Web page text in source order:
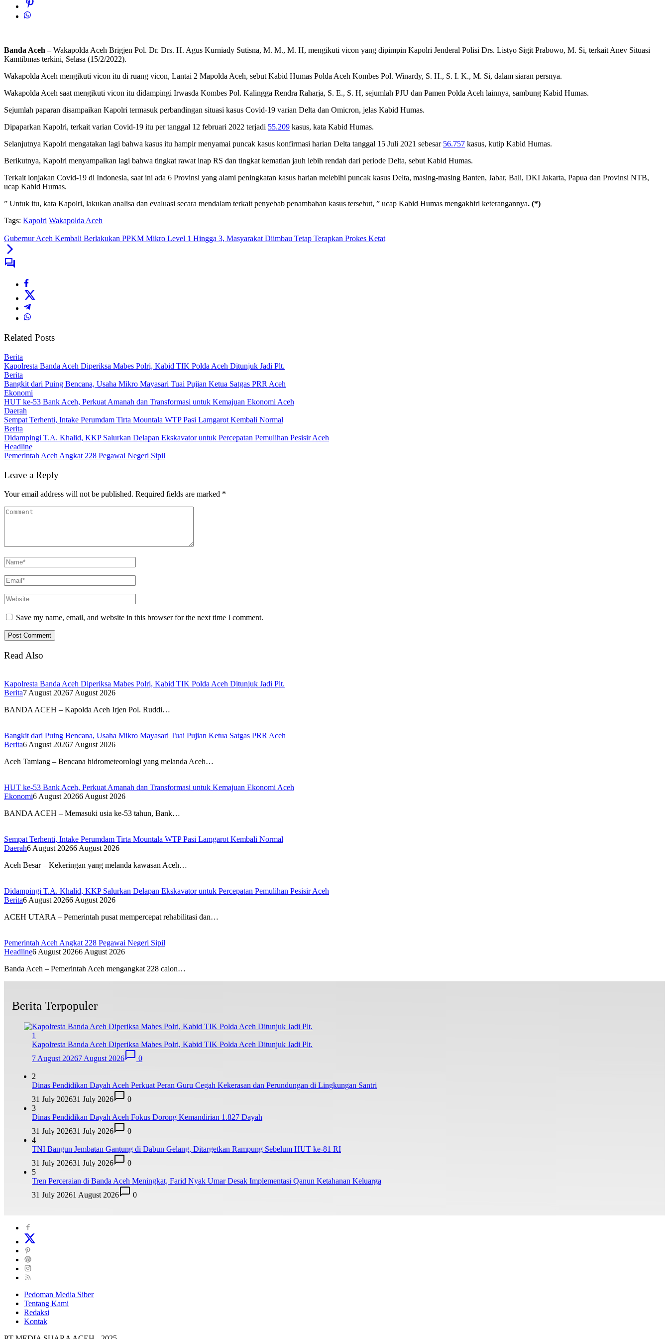
Banda Aceh –Wakapolda Aceh Brigjen Pol. Dr. Drs. H. Agus Kurniady Sutisna, M. M., M. H, mengikuti vicon yang dipimpin Kapolri Jenderal Polisi Drs. Listyo Sigit Prabowo, M. Si, terkait Anev Situasi
Kamtibmas terkini, Selasa (15/2/2022).
Wakapolda Aceh mengikuti vicon itu di ruang vicon, Lantai 2 Mapolda Aceh, sebut Kabid Humas Polda Aceh Kombes Pol. Winardy, S. H., S. I. K., M. Si, dalam siaran persnya.
Wakapolda Aceh saat mengikuti vicon itu didampingi Irwasda Kombes Pol. Kalingga Rendra Raharja, S. E., S. H, sejumlah PJU dan Pamen Polda Aceh lainnya, sambung Kabid Humas.
Sejumlah paparan disampaikan Kapolri termasuk perbandingan situasi kasus Covid-19 varian Delta dan Omicron, jelas Kabid Humas.
Dipaparkan Kapolri, terkait varian Covid-19 itu per tanggal 12 februari 2022 terjadi 55.209 kasus, kata Kabid Humas.
Selanjutnya Kapolri mengatakan lagi bahwa kasus itu hampir menyamai puncak kasus konfirmasi harian Delta tanggal 15 Juli 2021 sebesar 56.757 kasus, kutip Kabid Humas.
Berikutnya, Kapolri menyampaikan lagi bahwa tingkat rawat inap RS dan tingkat kematian jauh lebih rendah dari periode Delta, sebut Kabid Humas.
Terkait lonjakan Covid-19 di Indonesia, saat ini ada 6 Provinsi yang alami peningkatan kasus harian melebihi puncak kasus Delta, masing-masing Banten, Jabar, Bali, DKI Jakarta, Papua dan Provinsi NTB,
ucap Kabid Humas.
” Untuk itu, kata Kapolri, lakukan analisa dan evaluasi secara mendalam terkait penyebab penambahan kasus tersebut, ” ucap Kabid Humas mengakhiri keterangannya. (*)
Tags: Kapolri Wakapolda Aceh
Gubernur Aceh Kembali Berlakukan PPKM Mikro Level 1 Hingga 3, Masyarakat Diimbau Tetap Terapkan Prokes Ketat
Related Posts
Berita
Kapolresta Banda Aceh Diperiksa Mabes Polri, Kabid TIK Polda Aceh Ditunjuk Jadi Plt.
Berita
Bangkit dari Puing Bencana, Usaha Mikro Mayasari Tuai Pujian Ketua Satgas PRR Aceh
Ekonomi
HUT ke-53 Bank Aceh, Perkuat Amanah dan Transformasi untuk Kemajuan Ekonomi Aceh
Daerah
Sempat Terhenti, Intake Perumdam Tirta Mountala WTP Pasi Lamgarot Kembali Normal
Berita
Didampingi T.A. Khalid, KKP Salurkan Delapan Ekskavator untuk Percepatan Pemulihan Pesisir Aceh
Headline
Pemerintah Aceh Angkat 228 Pegawai Negeri Sipil
Leave a Reply
Your email address will not be published. Required fields are marked *
Save my name, email, and website in this browser for the next time I comment.
Read Also
Kapolresta Banda Aceh Diperiksa Mabes Polri, Kabid TIK Polda Aceh Ditunjuk Jadi Plt.
Berita7 August 20267 August 2026
BANDA ACEH – Kapolda Aceh Irjen Pol. Ruddi…
Bangkit dari Puing Bencana, Usaha Mikro Mayasari Tuai Pujian Ketua Satgas PRR Aceh
Berita6 August 20267 August 2026
Aceh Tamiang – Bencana hidrometeorologi yang melanda Aceh…
HUT ke-53 Bank Aceh, Perkuat Amanah dan Transformasi untuk Kemajuan Ekonomi Aceh
Ekonomi6 August 20266 August 2026
BANDA ACEH – Memasuki usia ke-53 tahun, Bank…
Sempat Terhenti, Intake Perumdam Tirta Mountala WTP Pasi Lamgarot Kembali Normal
Daerah6 August 20266 August 2026
Aceh Besar – Kekeringan yang melanda kawasan Aceh…
Didampingi T.A. Khalid, KKP Salurkan Delapan Ekskavator untuk Percepatan Pemulihan Pesisir Aceh
Berita6 August 20266 August 2026
ACEH UTARA – Pemerintah pusat mempercepat rehabilitasi dan…
Pemerintah Aceh Angkat 228 Pegawai Negeri Sipil
Headline6 August 20266 August 2026
Banda Aceh – Pemerintah Aceh mengangkat 228 calon…
Berita Terpopuler
1
Kapolresta Banda Aceh Diperiksa Mabes Polri, Kabid TIK Polda Aceh Ditunjuk Jadi Plt.
7 August 20267 August 2026 0
2
Dinas Pendidikan Dayah Aceh Perkuat Peran Guru Cegah Kekerasan dan Perundungan di Lingkungan Santri
31 July 202631 July 2026
0
3
Dinas Pendidikan Dayah Aceh Fokus Dorong Kemandirian 1.827 Dayah
31 July 202631 July 2026
0
4
TNI Bangun Jembatan Gantung di Dabun Gelang, Ditargetkan Rampung Sebelum HUT ke-81 RI
31 July 202631 July 2026
0
5
Tren Perceraian di Banda Aceh Meningkat, Farid Nyak Umar Desak Implementasi Qanun Ketahanan Keluarga
31 July 20261 August 2026 0
Pedoman Media Siber
Tentang Kami
Redaksi
Kontak